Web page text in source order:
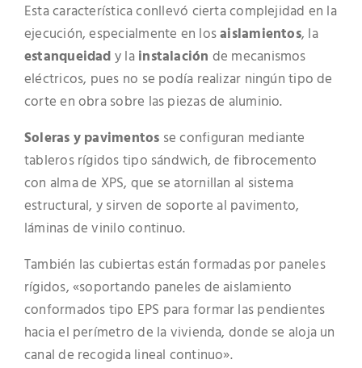
Esta característica conllevó cierta complejidad en la
ejecución, especialmente en losaislamientos, la
estanqueidady lainstalación de mecanismos
eléctricos, pues no se podía realizar ningún tipo de
corte en obra sobre las piezas de aluminio.
Soleras y pavimentos se configuran mediante
tableros rígidos tipo sándwich, de fibrocemento
con alma de XPS, que se atornillan al sistema
estructural, y sirven de soporte al pavimento,
láminas de vinilo continuo.
También las cubiertas están formadas por paneles
rígidos, «soportando paneles de aislamiento
conformados tipo EPS para formar las pendientes
hacia el perímetro de la vivienda, donde se aloja un
canal de recogida lineal continuo».